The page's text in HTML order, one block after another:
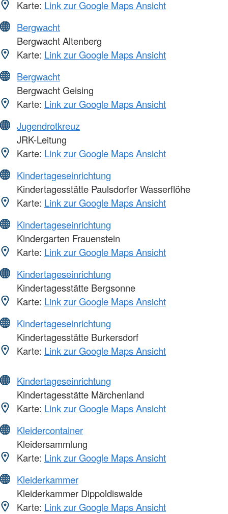
Karte: Link zur Google Maps Ansicht
Bergwacht
Bergwacht Altenberg
Karte: Link zur Google Maps Ansicht
Bergwacht
Bergwacht Geising
Karte: Link zur Google Maps Ansicht
Jugendrotkreuz
JRK-Leitung
Karte: Link zur Google Maps Ansicht
Kindertageseinrichtung
Kindertagesstätte Paulsdorfer Wasserflöhe
Karte: Link zur Google Maps Ansicht
Kindertageseinrichtung
Kindergarten Frauenstein
Karte: Link zur Google Maps Ansicht
Kindertageseinrichtung
Kindertagesstätte Bergsonne
Karte: Link zur Google Maps Ansicht
Kindertageseinrichtung
Kindertagesstätte Burkersdorf
Karte: Link zur Google Maps Ansicht
Kindertageseinrichtung
Kindertagesstätte Märchenland
Karte: Link zur Google Maps Ansicht
Kleidercontainer
Kleidersammlung
Karte: Link zur Google Maps Ansicht
Kleiderkammer
Kleiderkammer Dippoldiswalde
Karte: Link zur Google Maps Ansicht